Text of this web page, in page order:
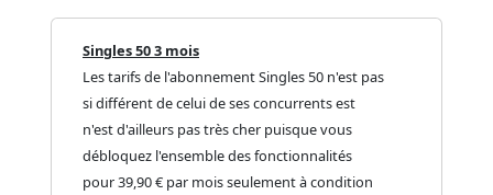
Singles 50 3 mois
Les tarifs de l'abonnement Singles 50 n'est pas
si différent de celui de ses concurrents est
n'est d'ailleurs pas très cher puisque vous
débloquez l'ensemble des fonctionnalités
pour 39,90 € par mois seulement à condition